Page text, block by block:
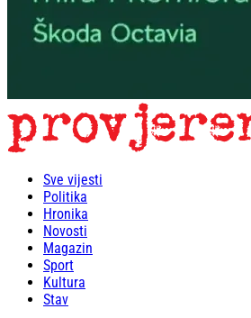
Sve vijesti
Politika
Hronika
Novosti
Magazin
Sport
Kultura
Stav